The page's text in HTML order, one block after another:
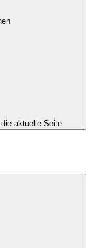
aktuelle Seite